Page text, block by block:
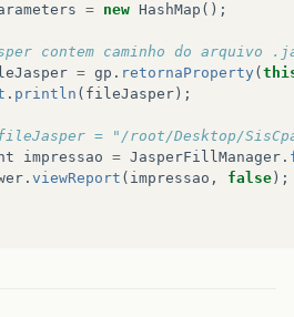
= new HashMap ();
contem caminho do arquivo
= gp . retornaProperty (
. println ( fileJasper );
= "/root/Desktop/
impressao = JasperFillManager .
. viewReport ( impressao , false );